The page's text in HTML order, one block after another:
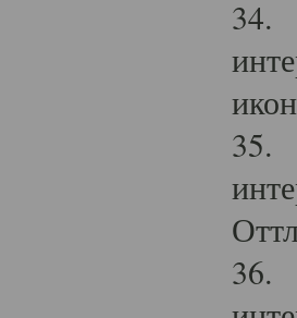
34.
35.
36.